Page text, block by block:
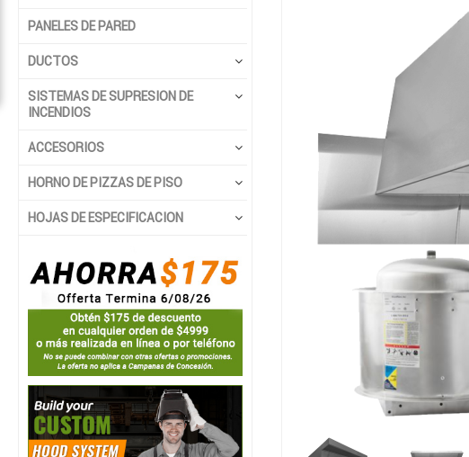
PANELES DE PARED
DUCTOS
SISTEMAS DE SUPRESION DE
INCENDIOS
ACCESORIOS
HORNO DE PIZZAS DE PISO
HOJAS DE ESPECIFICACION